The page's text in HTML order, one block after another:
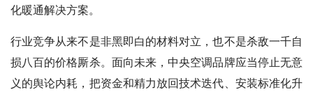
化暖通解决方案。
行业竞争从来不是非黑即白的材料对立，也不是杀敌一千自
损八百的价格厮杀。面向未来，中央空调品牌应当停止无意
义的舆论内耗，把资金和精力放回技术迭代、安装标准化升